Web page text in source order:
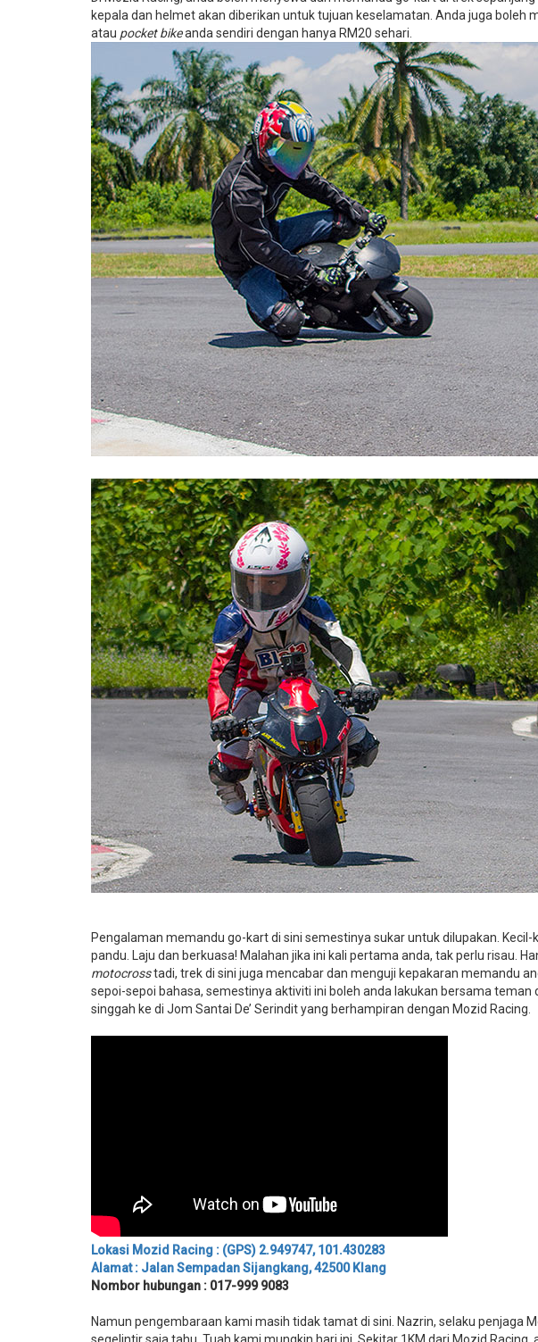
kepala dan helmet akan diberikan untuk tujuan keselamatan. Anda juga
atau pocket bikeanda sendiri dengan hanya RM20 sehari.
Pengalaman memandu go-kart di sini semestinya sukar untuk dilupakan.
pandu. Laju dan berkuasa! Malahan jika ini kali pertama anda, tak perlu risau.
motocrosstadi, trek di sini juga mencabar dan menguji kepakaran memandu
sepoi-sepoi bahasa, semestinya aktiviti ini boleh anda lakukan bersama
singgah ke di Jom Santai De’ Serindit yang berhampiran dengan Mozid Racing.
Lokasi Mozid Racing : (GPS) 2.949747, 101.430283
Alamat : Jalan Sempadan Sijangkang, 42500 Klang
Nombor hubungan : 017-999 9083
Namun pengembaraan kami masih tidak tamat di sini. Nazrin, selaku penjaga